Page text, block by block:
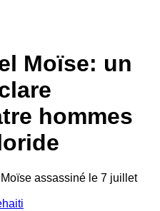
Moïse: un
hommes